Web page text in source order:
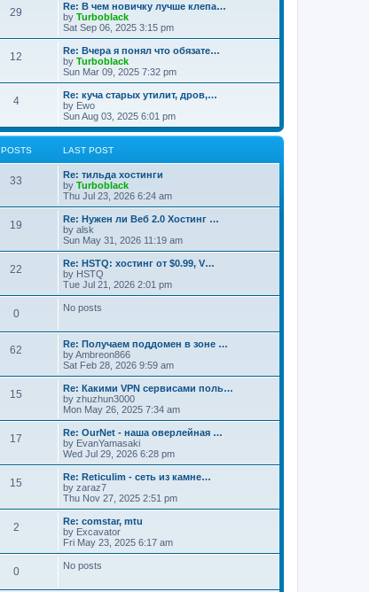
29
Re: В чем новичку лучше клепа…
by Turboblack
Sat Sep 06, 2025 3:15 pm
12
Re: Вчера я понял что обязате…
by Turboblack
Sun Mar 09, 2025 7:32 pm
4
Re: куча старых утилит, дров,…
by Ewo
Sun Aug 03, 2025 6:01 pm
POSTS LAST POST
33
Re: тильда хостинги
by Turboblack
Thu Jul 23, 2026 6:24 am
19
Re: Нужен ли Веб 2.0 Хостинг …
by alsk
Sun May 31, 2026 11:19 am
22
Re: HSTQ: хостинг от $0.99, V…
by HSTQ
Tue Jul 21, 2026 2:01 pm
0 No posts
62
Re: Получаем поддомен в зоне …
byAmbreon866
Sat Feb 28, 2026 9:59 am
15
Re: Какими VPN сервисами поль…
by zhuzhun3000
Mon May 26, 2025 7:34 am
17
Re: OurNet - наша оверлейная …
by EvanYamasaki
Wed Jul 29, 2026 6:28 pm
15
Re: Reticulim - сеть из камне…
by zaraz7
Thu Nov 27, 2025 2:51 pm
2
Re: comstar, mtu
by Excavator
Fri May 23, 2025 6:17 am
0 No posts